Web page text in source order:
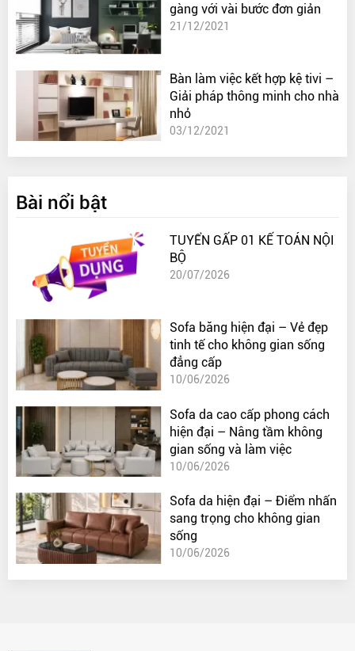
gàng với vài bước đơn giản
21/12/2021
Bàn làm việc kết hợp kệ tivi –
Giải pháp thông minh cho nhà
nhỏ
03/12/2021
Bài nổi bật
TUYỂN GẤP 01 KẾ TOÁN NỘI
BỘ
20/07/2026
Sofa băng hiện đại – Vẻ đẹp
tinh tế cho không gian sống
đẳng cấp
10/06/2026
Sofa da cao cấp phong cách
hiện đại – Nâng tầm không
gian sống và làm việc
10/06/2026
Sofa da hiện đại – Điểm nhấn
sang trọng cho không gian
sống
10/06/2026